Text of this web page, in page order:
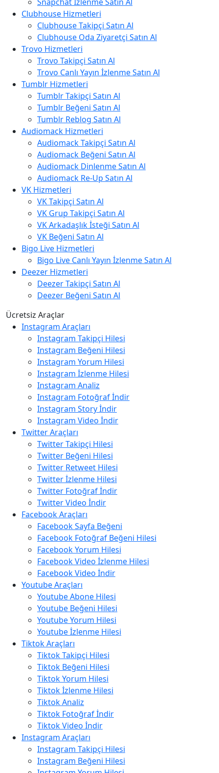
Clubhouse Hizmetleri
Clubhouse Takipçi Satın Al
Clubhouse Oda Ziyaretçi Satın Al
Trovo Hizmetleri
Trovo Takipçi Satın Al
Trovo Canlı Yayın İzlenme Satın Al
Tumblr Hizmetleri
Tumblr Takipçi Satın Al
Tumblr Beğeni Satın Al
Tumblr Reblog Satın Al
Audiomack Hizmetleri
Audiomack Takipçi Satın Al
Audiomack Beğeni Satın Al
Audiomack Dinlenme Satın Al
Audiomack Re-Up Satın Al
VK Hizmetleri
VK Takipçi Satın Al
VK Grup Takipçi Satın Al
VK Arkadaşlık İsteği Satın Al
VK Beğeni Satın Al
Bigo Live Hizmetleri
Bigo Live Canlı Yayın İzlenme Satın Al
Deezer Hizmetleri
Deezer Takipçi Satın Al
Deezer Beğeni Satın Al
Ücretsiz Araçlar
Instagram Araçları
Instagram Takipçi Hilesi
Instagram Beğeni Hilesi
Instagram Yorum Hilesi
Instagram İzlenme Hilesi
Instagram Analiz
Instagram Fotoğraf İndir
Instagram Story İndir
Instagram Video İndir
Twitter Araçları
Twitter Takipçi Hilesi
Twitter Beğeni Hilesi
Twitter Retweet Hilesi
Twitter İzlenme Hilesi
Twitter Fotoğraf İndir
Twitter Video İndir
Facebook Araçları
Facebook Sayfa Beğeni
Facebook Fotoğraf Beğeni Hilesi
Facebook Yorum Hilesi
Facebook Video İzlenme Hilesi
Facebook Video İndir
Youtube Araçları
Youtube Abone Hilesi
Youtube Beğeni Hilesi
Youtube Yorum Hilesi
Youtube İzlenme Hilesi
Tiktok Araçları
Tiktok Takipçi Hilesi
Tiktok Beğeni Hilesi
Tiktok Yorum Hilesi
Tiktok İzlenme Hilesi
Tiktok Analiz
Tiktok Fotoğraf İndir
Tiktok Video İndir
Instagram Araçları
Instagram Takipçi Hilesi
Instagram Beğeni Hilesi